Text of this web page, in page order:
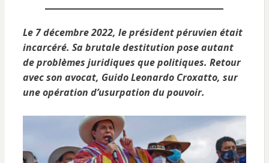
Le 7 décembre 2022, le président péruvien était
incarcéré. Sa brutale destitution pose autant
de problèmes juridiques que politiques. Retour
avec son avocat, Guido Leonardo Croxatto, sur
une opération d’usurpation du pouvoir.